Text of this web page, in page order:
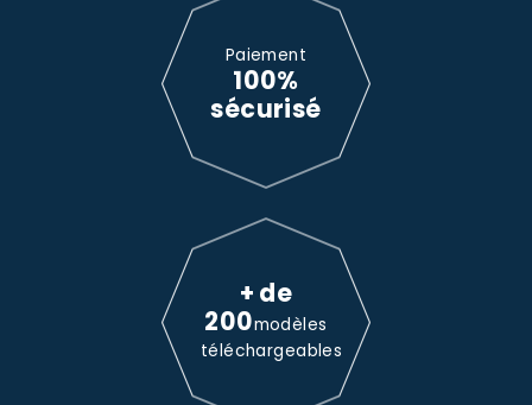
Paiement
100%
sécurisé
+ de
200modèles
téléchargeables